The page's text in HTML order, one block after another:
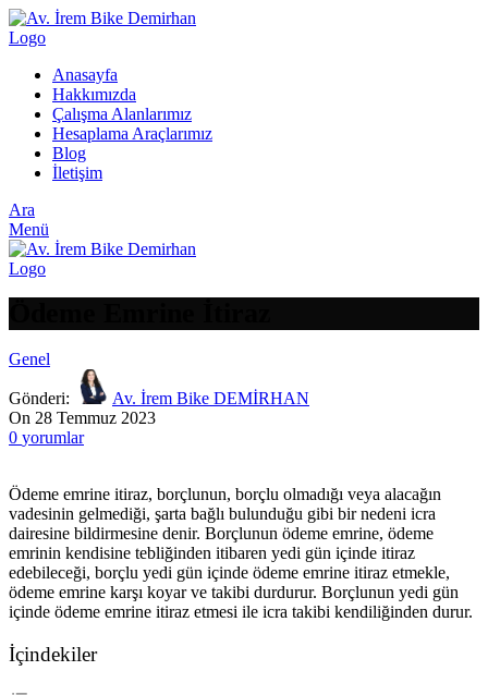
Anasayfa
Hakkımızda
Çalışma Alanlarımız
Hesaplama Araçlarımız
Blog
İletişim
Ara
Menü
Genel
Gönderi:
Av. İrem Bike DEMİRHAN
On 28 Temmuz 2023
0 yorumlar
Ödeme emrine itiraz, borçlunun, borçlu olmadığı veya alacağın
vadesinin gelmediği, şarta bağlı bulunduğu gibi bir nedeni icra
dairesine bildirmesine denir. Borçlunun ödeme emrine, ödeme
emrinin kendisine tebliğinden itibaren yedi gün içinde itiraz
edebileceği, borçlu yedi gün içinde ödeme emrine itiraz etmekle,
ödeme emrine karşı koyar ve takibi durdurur. Borçlunun yedi gün
içinde ödeme emrine itiraz etmesi ile icra takibi kendiliğinden durur.
İçindekiler